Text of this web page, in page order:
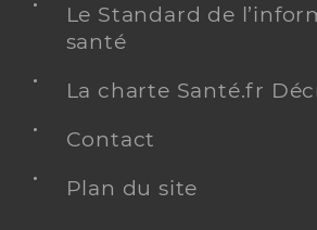
Le Standard de
santé
La charte Santé.fr
Contact
Plan du site